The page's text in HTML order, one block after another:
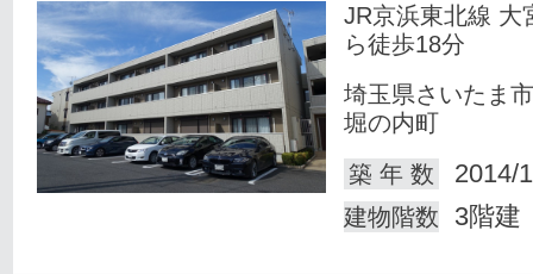
JR京浜東北線 大
ら徒歩18分
埼玉県さいたま
堀の内町
築 年 数
2014/
建物階数 3階建